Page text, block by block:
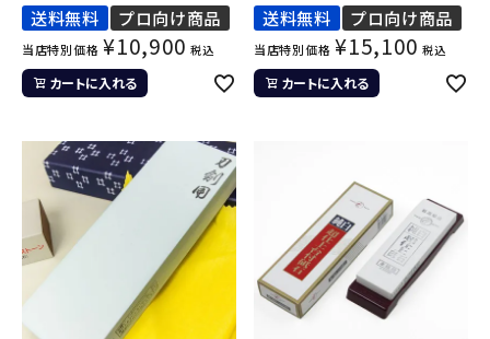
送料無料 プロ向け商品
当店特別価格 ¥10,900 税込
カートに入れる
送料無料 プロ向け商品
当店特別価格 ¥15,100 税込
カートに入れる